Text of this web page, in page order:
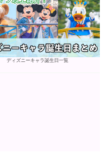
ディズニーキャラ誕生日一覧